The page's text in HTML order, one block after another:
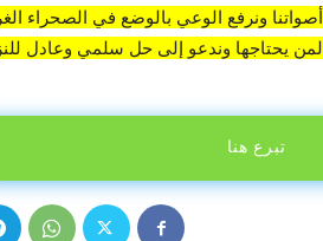
ونرفع الوعي بالوضع في الصحراء
لمن يحتاجها وندعو إلى حل سلمي وعادل
تبرع هنا